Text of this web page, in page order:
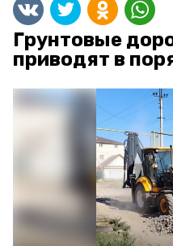
Грунтовые
приводят в